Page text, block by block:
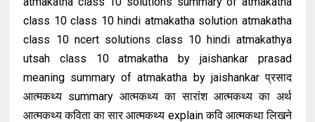
class 10 class 10 hindi atmakatha solution atmakatha
class 10 ncert solutions class 10 hindi atmakathya
utsah class 10 atmakatha by jaishankar prasad
meaning summary of atmakatha by jaishankar प्रसाद
आत्मकथ्य summary आत्मकथ्य का सारांश आत्मकथ्य का अर्थ
आत्मकथ्य कविता का सार आत्मकथ्य explain कवि आत्मकथा लिखने